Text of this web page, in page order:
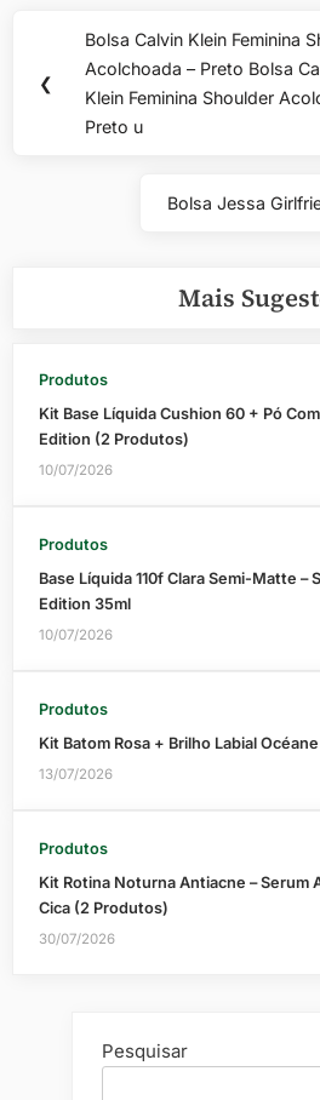
Navegação
de
❮
Previous
Post:
Bolsa Calvin Klein Feminina
Acolchoada – Preto Bolsa
Klein Feminina Shoulder
Preto u
Next
Bolsa Jessa
Mais
Produtos
Kit Base Líquida Cushion 60 + Pó
Edition (2 Produtos)
10/07/2026
Produtos
Base Líquida 110f Clara Semi-Matte –
Edition 35ml
10/07/2026
Produtos
Kit Batom Rosa + Brilho Labial
13/07/2026
Produtos
Kit Rotina Noturna Antiacne – Serum
Cica (2 Produtos)
30/07/2026
Pesquisar